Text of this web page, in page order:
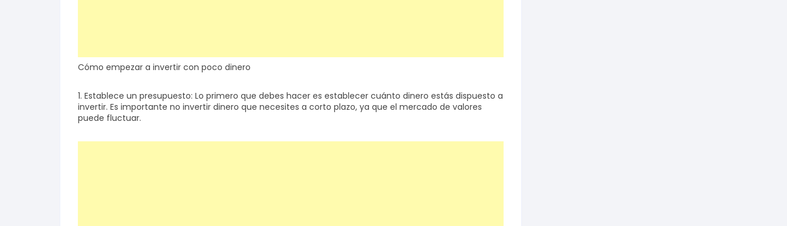
Cómo empezar a invertir con poco dinero
1. Establece un presupuesto: Lo primero que debes hacer es establecer cuánto dinero estás dispuesto a
invertir. Es importante no invertir dinero que necesites a corto plazo, ya que el mercado de valores
puede fluctuar.